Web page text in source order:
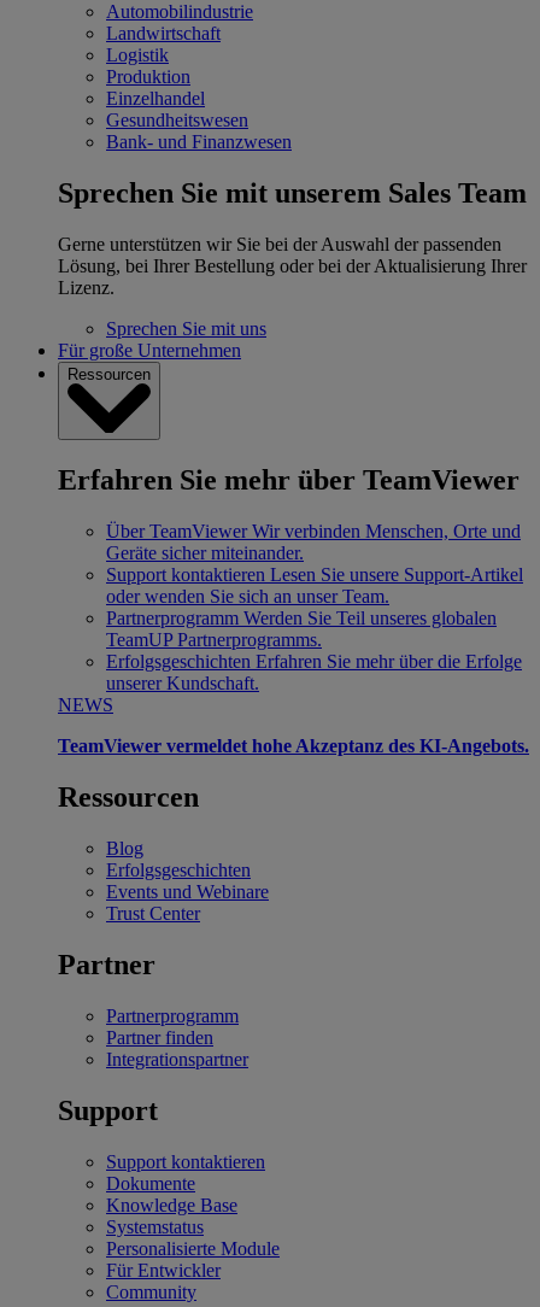
Automobilindustrie
Landwirtschaft
Logistik
Produktion
Einzelhandel
Gesundheitswesen
Bank- und Finanzwesen
Sprechen Sie mit unserem Sales Team
Gerne unterstützen wir Sie bei der Auswahl der passenden
Lösung, bei Ihrer Bestellung oder bei der Aktualisierung Ihrer
Lizenz.
Sprechen Sie mit uns
Für große Unternehmen
Ressourcen
Erfahren Sie mehr über TeamViewer
Über TeamViewer Wir verbinden Menschen, Orte und
Geräte sicher miteinander.
Support kontaktieren Lesen Sie unsere Support-Artikel
oder wenden Sie sich an unser Team.
Partnerprogramm Werden Sie Teil unseres globalen
TeamUP Partnerprogramms.
Erfolgsgeschichten Erfahren Sie mehr über die Erfolge
unserer Kundschaft.
NEWS
TeamViewer vermeldet hohe Akzeptanz des KI-Angebots.
Ressourcen
Blog
Erfolgsgeschichten
Events und Webinare
Trust Center
Partner
Partnerprogramm
Partner finden
Integrationspartner
Support
Support kontaktieren
Dokumente
Knowledge Base
Systemstatus
Personalisierte Module
Für Entwickler
Community